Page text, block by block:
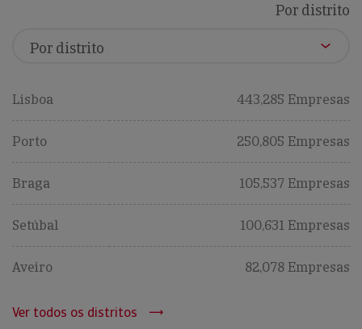
Por distrito
Lisboa 443,285 Empresas
Porto 250,805 Empresas
Braga 105,537 Empresas
Setúbal 100,631 Empresas
Aveiro 82,078 Empresas
Ver todos os distritos